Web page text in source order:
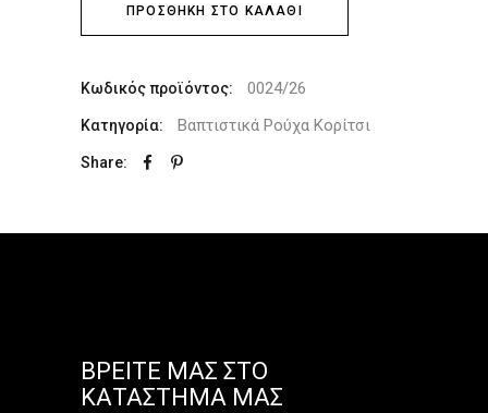
ΠΡΟΣΘΉΚΗ ΣΤΟ ΚΑΛΆΘΙ
Κωδικός προϊόντος: 0024/26
Κατηγορία: Βαπτιστικά Ρούχα Κορίτσι
Share:
ΒΡΕΊΤΕ ΜΑΣ ΣΤΟ
ΚΑΤΆΣΤΗΜΑ ΜΑΣ